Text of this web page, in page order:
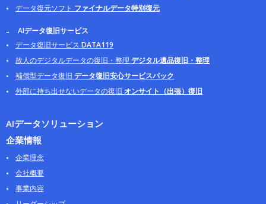
データ復元ソフト ファイナルデータ特別復元
AIデータ復旧サービス
データ復旧サービス DATA119
故人のデジタルデータの復旧・整理 デジタル遺品復旧・整理
補償型データ復旧 データ復旧安心サービスパック
外部に持ち出せないデータの復旧 オンサイト（出張）復旧
AIデータソリューション
企業情報
企業理念
会社概要
事業内容